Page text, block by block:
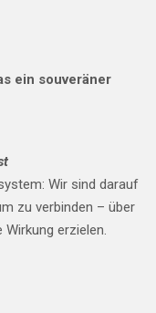
ein souveräner
Wir sind darauf
zu verbinden – über
erzielen.